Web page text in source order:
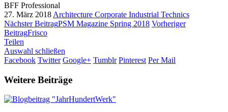
BFF Professional
27. März 2018 Architecture Corporate Industrial Technics
Nächster BeitragPSM Magazine Spring 2018 Vorheriger
BeitragFrisco
Teilen
Auswahl schließen
Facebook Twitter Google+ Tumblr Pinterest Per Mail
Weitere Beiträge